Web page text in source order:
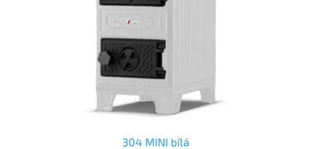
304 MINI bílá